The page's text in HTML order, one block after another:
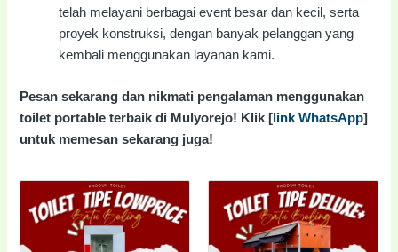
telah melayani berbagai event besar dan kecil, serta
proyek konstruksi, dengan banyak pelanggan yang
kembali menggunakan layanan kami.
Pesan sekarang dan nikmati pengalaman menggunakan
toilet portable terbaik di Mulyorejo! Klik [ link WhatsApp]
untuk memesan sekarang juga!